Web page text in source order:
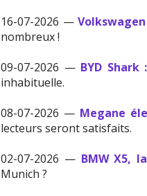
16-07-2026 —
nombreux !
09-07-2026 — BYD
inhabituelle.
08-07-2026 — Megane
lecteurs seront satisfaits.
02-07-2026 — BMW X5,
Munich ?